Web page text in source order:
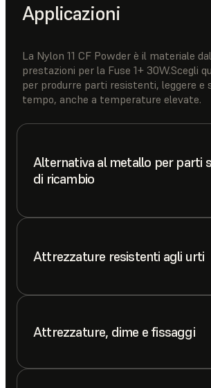
Applicazioni
La Nylon 11 CF Powder è il materiale
prestazioni per la Fuse 1+ 30W.Scegli
per produrre parti resistenti, leggere e
tempo, anche a temperature elevate.
Alternativa al metallo per parti
di ricambio
Attrezzature resistenti agli urti
Attrezzature, dime e fissaggi